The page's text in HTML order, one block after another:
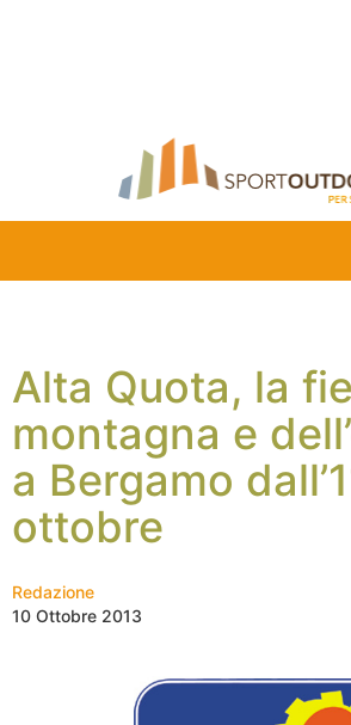
Alta Quota, la
montagna e
a Bergamo
ottobre
Redazione
10 Ottobre 2013